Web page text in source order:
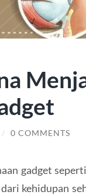
/ 0 COMMENTS
gadget
kehidupan